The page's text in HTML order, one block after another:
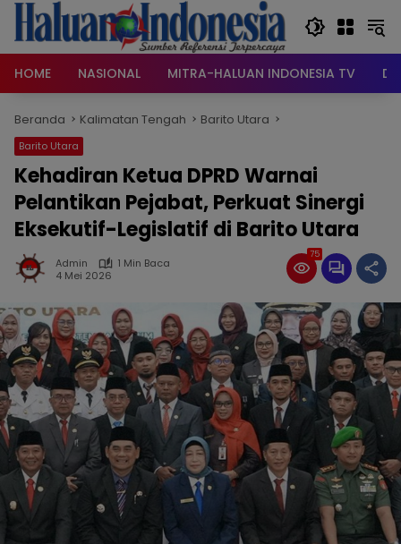
Langsung
konten
HOME
NASIONAL MITRA-HALUAN INDONESIA TV
Beranda Kalimatan Tengah Barito Utara
Barito Utara
Kehadiran Ketua DPRD Warnai
Pelantikan Pejabat, Perkuat Sinergi
Eksekutif-Legislatif di Barito Utara
Admin
1 Min Baca
4 Mei 2026
75